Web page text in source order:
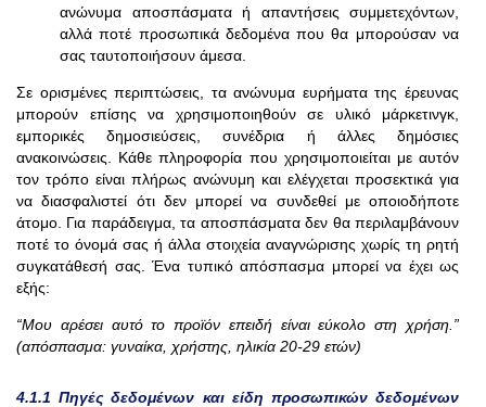
ανώνυμα αποσπάσματα ή απαντήσεις συμμετεχόντων,
αλλά ποτέ προσωπικά δεδομένα που θα μπορούσαν να
σας ταυτοποιήσουν άμεσα.
Σε ορισμένες περιπτώσεις, τα ανώνυμα ευρήματα της έρευνας
μπορούν επίσης να χρησιμοποιηθούν σε υλικό μάρκετινγκ,
εμπορικές δημοσιεύσεις, συνέδρια ή άλλες δημόσιες
ανακοινώσεις. Κάθε πληροφορία που χρησιμοποιείται με αυτόν
τον τρόπο είναι πλήρως ανώνυμη και ελέγχεται προσεκτικά για
να διασφαλιστεί ότι δεν μπορεί να συνδεθεί με οποιοδήποτε
άτομο. Για παράδειγμα, τα αποσπάσματα δεν θα περιλαμβάνουν
ποτέ το όνομά σας ή άλλα στοιχεία αναγνώρισης χωρίς τη ρητή
συγκατάθεσή σας. Ένα τυπικό απόσπασμα μπορεί να έχει ως
εξής:
“Μου αρέσει αυτό το προϊόν επειδή είναι εύκολο στη χρήση.”
(απόσπασμα: γυναίκα, χρήστης, ηλικία 20-29 ετών)
4.1.1 Πηγές δεδομένων και είδη προσωπικών δεδομένων